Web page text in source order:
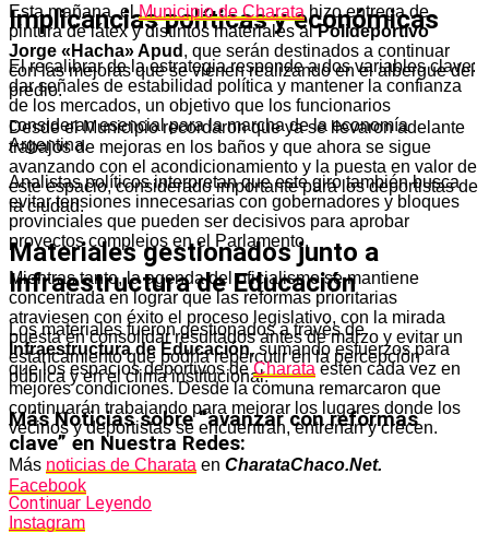
Implicancias políticas y económicas
El recalibrar de la estrategia responde a dos variables clave:
dar señales de estabilidad política y mantener la confianza
de los mercados, un objetivo que los funcionarios
consideran esencial para la marcha de la economía
Argentina.
Analistas políticos interpretan que este giro también busca
evitar tensiones innecesarias con gobernadores y bloques
provinciales que pueden ser decisivos para aprobar
proyectos complejos en el Parlamento.
Mientras tanto, la agenda del oficialismo se mantiene
concentrada en lograr que las reformas prioritarias
atraviesen con éxito el proceso legislativo, con la mirada
puesta en consolidar resultados antes de marzo y evitar un
estancamiento que podría repercutir en la percepción
pública y en el clima institucional.
Más Noticias sobre “avanzar con reformas
clave” en Nuestra Redes:
Facebook
Instagram
Esta mañana, elMunicipio de Charatahizo entrega de
pintura de látex y distintos materiales alPolideportivo
Jorge «Hacha» Apud , que serán destinados a continuar
con las mejoras que se vienen realizando en el albergue del
predio.
Desde el Municipio recordaron que ya se llevaron adelante
trabajos de mejoras en los baños y que ahora se sigue
avanzando con el acondicionamiento y la puesta en valor de
este espacio, considerado importante para los deportistas de
la ciudad.
Materiales gestionados junto a
Infraestructura de Educación
Los materiales fueron gestionados a través de
Infraestructura de Educación, sumando esfuerzos para
que los espacios deportivos deCharataestén cada vez en
mejores condiciones. Desde la comuna remarcaron que
continuarán trabajando para mejorar los lugares donde los
vecinos y deportistas se encuentran, entrenan y crecen.
Más noticias de Charata en CharataChaco.Net.
Continuar Leyendo